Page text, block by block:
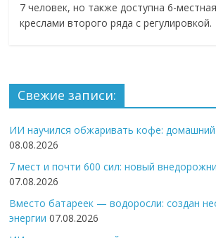
7 человек, но также доступна 6-
креслами второго ряда с регулировкой.
Свежие записи:
ИИ научился обжаривать кофе: домашний
08.08.2026
7 мест и почти 600 сил: новый
07.08.2026
Вместо батареек — водоросли: создан
энергии 07.08.2026